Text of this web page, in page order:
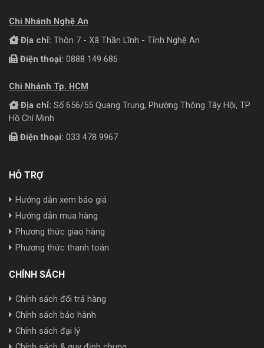
Chi Nhánh Nghệ An
Địa chỉ: Thôn 7 - Xã Thần Lĩnh - Tỉnh Nghệ An
Điện thoại: 0888 149 686
Chi Nhánh Tp. HCM
Địa chỉ: Số 656/55 Quang Trung, Phường Thông Tây Hội, TP
Hồ Chí Minh
Điện thoại: 033 478 9967
HỖ TRỢ
Hướng dẫn xem báo giá
Hướng dẫn mua hàng
Phương thức giao hàng
Phương thức thanh toán
CHÍNH SÁCH
Chính sách đổi trả hàng
Chính sách bảo hành
Chính sách đại lý